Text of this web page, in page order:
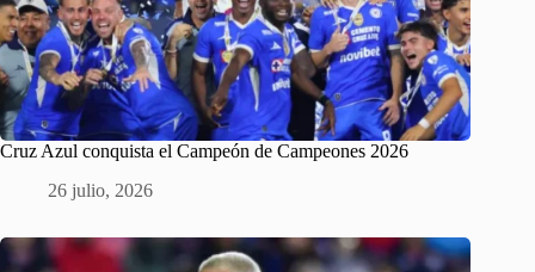
Cruz Azul conquista el Campeón de Campeones 2026
26 julio, 2026